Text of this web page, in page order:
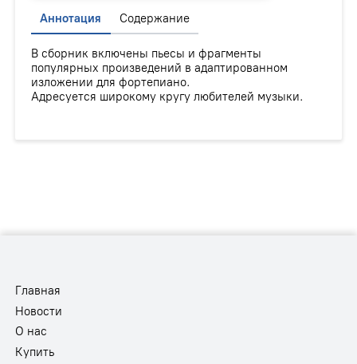
Аннотация Содержание
В сборник включены пьесы и фрагменты
популярных произведений в адаптированном
изложении для фортепиано.
Адресуется широкому кругу любителей музыки.
Главная
Новости
О нас
Купить